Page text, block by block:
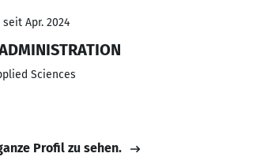
Apr. 2024
Sciences
Profil zu sehen.